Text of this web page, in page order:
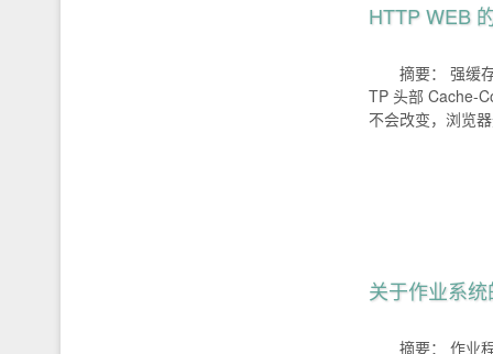
HTTP WEB
摘要： 强缓
TP 头部 Cache-
不会改变，浏览
关于作业系
摘要： 作业